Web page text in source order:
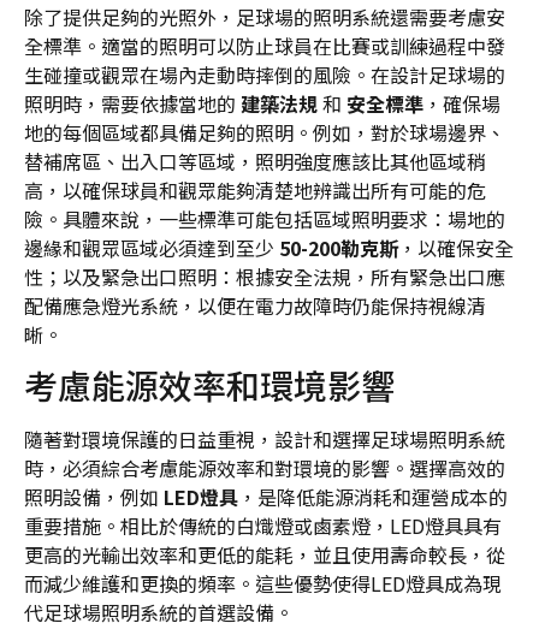
除了提供足夠的光照外，足球場的照明系統還需要考慮安
全標準。適當的照明可以防止球員在比賽或訓練過程中發
生碰撞或觀眾在場內走動時摔倒的風險。在設計足球場的
照明時，需要依據當地的 建築法規和 安全標準 ，確保場
地的每個區域都具備足夠的照明。例如，對於球場邊界、
替補席區、出入口等區域，照明強度應該比其他區域稍
高，以確保球員和觀眾能夠清楚地辨識出所有可能的危
險。具體來說，一些標準可能包括區域照明要求：場地的
邊緣和觀眾區域必須達到至少 50-200勒克斯，以確保安全
性；以及緊急出口照明：根據安全法規，所有緊急出口應
配備應急燈光系統，以便在電力故障時仍能保持視線清
晰。
考慮能源效率和環境影響
隨著對環境保護的日益重視，設計和選擇足球場照明系統
時，必須綜合考慮能源效率和對環境的影響。選擇高效的
照明設備，例如 LED燈具 ，是降低能源消耗和運營成本的
重要措施。相比於傳統的白熾燈或鹵素燈，LED燈具具有
更高的光輸出效率和更低的能耗，並且使用壽命較長，從
而減少維護和更換的頻率。這些優勢使得LED燈具成為現
代足球場照明系統的首選設備。